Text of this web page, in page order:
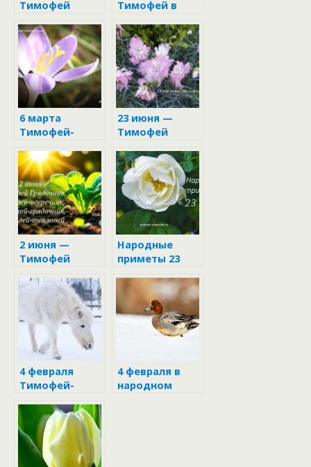
Тимофей
народные
приметы и
поверья дня
Тимофей в
календаре
6 марта
Тимофей-
23 июня —
Тимофей
2 июня —
Тимофей
Фалалей-
огуречник
Народные
приметы 23
4 февраля
Тимофей-
4 февраля в
народном